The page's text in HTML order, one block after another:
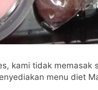
kami tidak memasak
menu diet